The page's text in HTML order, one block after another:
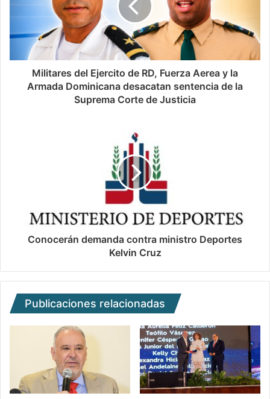
Militares del Ejercito de RD, Fuerza Aerea y la
Armada Dominicana desacatan sentencia de la
Suprema Corte de Justicia
Conocerán demanda contra ministro Deportes
Kelvin Cruz
Publicaciones relacionadas